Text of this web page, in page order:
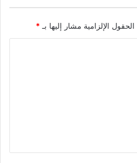
الحقول الإلزامية مشار إليها بـ *